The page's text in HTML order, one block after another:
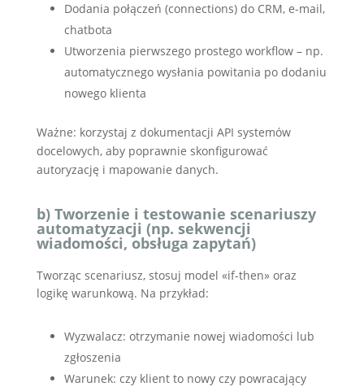
Dodania połączeń (connections) do CRM, e-mail,
chatbota
Utworzenia pierwszego prostego workflow – np.
automatycznego wysłania powitania po dodaniu
nowego klienta
Ważne: korzystaj z dokumentacji API systemów
docelowych, aby poprawnie skonfigurować
autoryzację i mapowanie danych.
b) Tworzenie i testowanie scenariuszy
automatyzacji (np. sekwencji
wiadomości, obsługa zapytań)
Tworząc scenariusz, stosuj model «if-then» oraz
logikę warunkową. Na przykład:
Wyzwalacz: otrzymanie nowej wiadomości lub
zgłoszenia
Warunek: czy klient to nowy czy powracający